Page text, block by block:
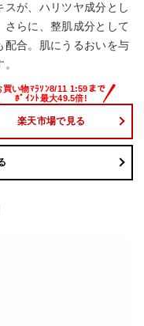
が、ハリツヤ成分とし
さらに、整肌成分として
配合。肌にうるおいを与
楽天市場で見る